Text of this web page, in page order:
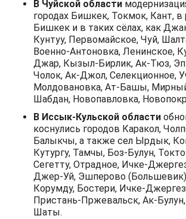
В Чуйской области
городах Бишкек, Токмок, Кант, в
Бишкек и в таких сёлах, как
Кунтуу, Первомайское, Чуй,
Военно-Антоновка, Ленинское,
Джар, Кызыл-Бирлик, Ак-Тюз,
Чолок, Ак-Джол, Селекционное,
Молдовановка, Ат-Башы,
Шабдан, Новопавловка,
В Иссык-Кульской области
коснулись городов Каракол,
Балыкчы, а также сел Ырдык,
Кутургу, Тамчы, Боз-Булун,
Сегетту, Отрадное, Ичке-
Джер-Уй, Эшперово
Корумду, Бостери, Ичке-
Пристань-Пржевальск, Ак-
Шаты.